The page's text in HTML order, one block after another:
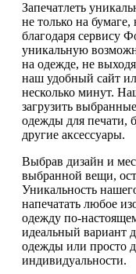
Запечатлеть
не только на
благодаря сервису
уникальную
на одежде, не
наш удобный сайт
несколько минут.
загрузить
одежды для печати,
другие аксессуары.
Выбрав дизайн и
выбранной вещи,
Уникальность
напечатать любое
одежду по-
идеальный вариант
одежды или просто
индивидуальности.